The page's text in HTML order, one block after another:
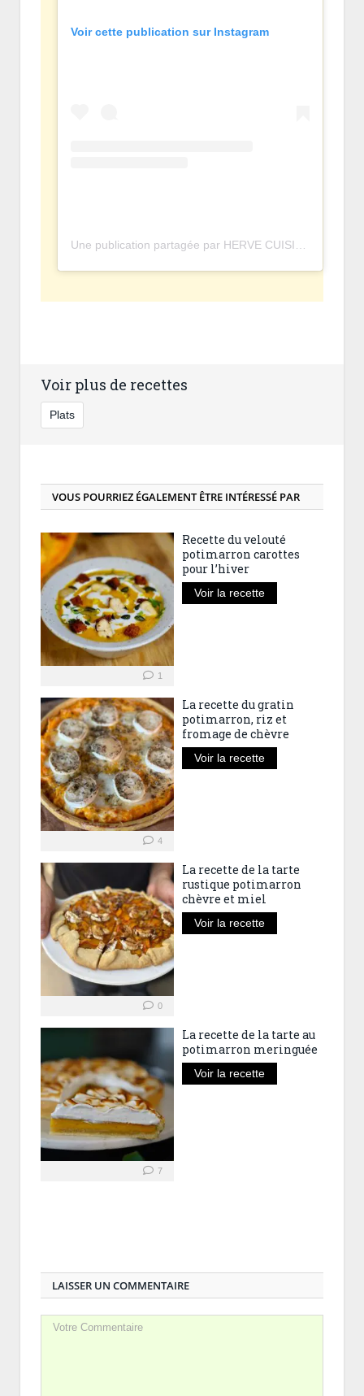
Voir cette publication sur Instagram
Voir plus de recettes
Plats
VOUS POURRIEZ ÉGALEMENT ÊTRE INTÉRESSÉ PAR
1
Recette du velouté
potimarron carottes
pour l’hiver
Voir la recette
4
La recette du gratin
potimarron, riz et
fromage de chèvre
Voir la recette
0
La recette de la tarte
rustique potimarron
chèvre et miel
Voir la recette
7
La recette de la tarte au
potimarron meringuée
Voir la recette
LAISSER UN COMMENTAIRE